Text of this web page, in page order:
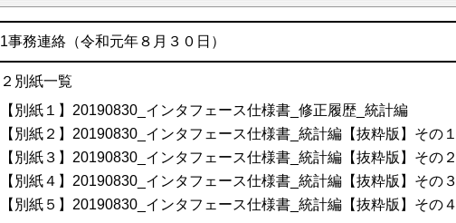
1事務連絡（令和元年８月３０日）
２別紙一覧
【別紙１】20190830_インタフェース仕様書_修正履歴_統計編
【別紙２】20190830_インタフェース仕様書_統計編【抜粋版】その１
【別紙３】20190830_インタフェース仕様書_統計編【抜粋版】その２
【別紙４】20190830_インタフェース仕様書_統計編【抜粋版】その３
【別紙５】20190830_インタフェース仕様書_統計編【抜粋版】その４